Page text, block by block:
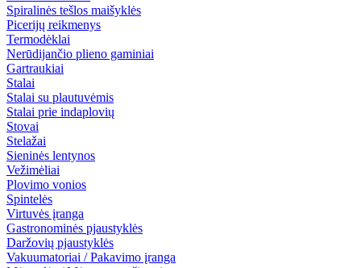
Spiralinės tešlos maišyklės
Picerijų reikmenys
Termodėklai
Nerūdijančio plieno gaminiai
Gartraukiai
Stalai
Stalai su plautuvėmis
Stalai prie indaplovių
Stovai
Stelažai
Sieninės lentynos
Vežimėliai
Plovimo vonios
Spintelės
Virtuvės įranga
Gastronominės pjaustyklės
Daržovių pjaustyklės
Vakuumatoriai / Pakavimo įranga